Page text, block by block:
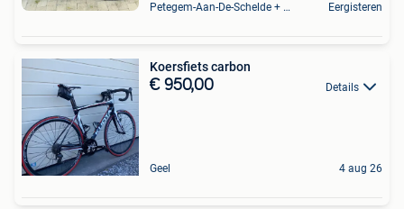
Petegem-Aan-De-Schelde + Deel Van Oudenaarde Eergisteren
Koersfiets carbon
€ 950,00 Details
Geel 4 aug 26